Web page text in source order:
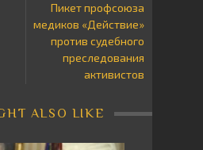
Пикет профсоюза
медиков «Действие»
против судебного
преследования
активистов
ALSO LIKE